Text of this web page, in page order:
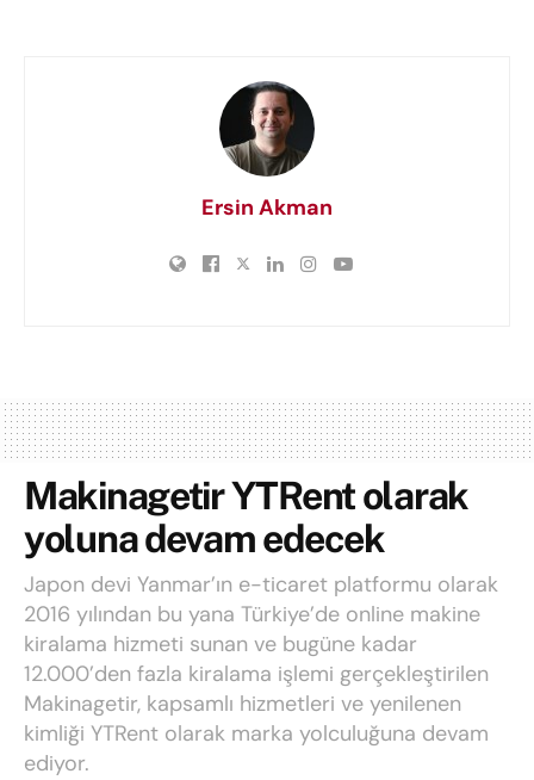
Ersin Akman
Makinagetir YTRent olarak
yoluna devam edecek
Japon devi Yanmar’ın e-ticaret platformu olarak
2016 yılından bu yana Türkiye’de online makine
kiralama hizmeti sunan ve bugüne kadar
12.000’den fazla kiralama işlemi gerçekleştirilen
Makinagetir, kapsamlı hizmetleri ve yenilenen
kimliği YTRent olarak marka yolculuğuna devam
ediyor.